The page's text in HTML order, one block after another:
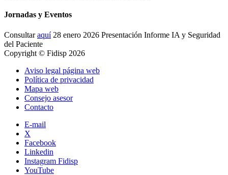
Jornadas y Eventos
Consultaraquí28 enero 2026 Presentación Informe IA y Seguridad
del Paciente
Copyright © Fidisp 2026
Aviso legal página web
Política de privacidad
Mapa web
Consejo asesor
Contacto
E-mail
X
Facebook
Linkedin
Instagram Fidisp
YouTube